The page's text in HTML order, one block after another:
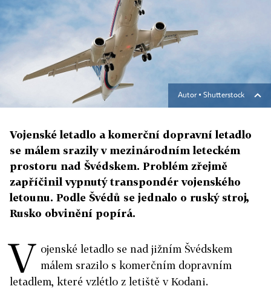
Autor ▪ Shutterstock
Vojenské letadlo a komerční dopravní letadlo
se málem srazily v mezinárodním leteckém
prostoru nad Švédskem. Problém zřejmě
zapříčinil vypnutý transpondér vojenského
letounu. Podle Švédů se jednalo o ruský stroj,
Rusko obvinění popírá.
V ojenské letadlo se nad jižním Švédskem
málem srazilo s komerčním dopravním
letadlem, které vzlétlo z letiště v Kodani.